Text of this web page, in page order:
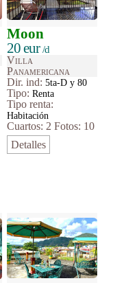
Moon
20 eur/d
Villa
Panamericana
Dir. ind:5ta-D y 80
Tipo:Renta
Tipo renta:
Habitación
Cuartos: 2 Fotos: 10
Detalles